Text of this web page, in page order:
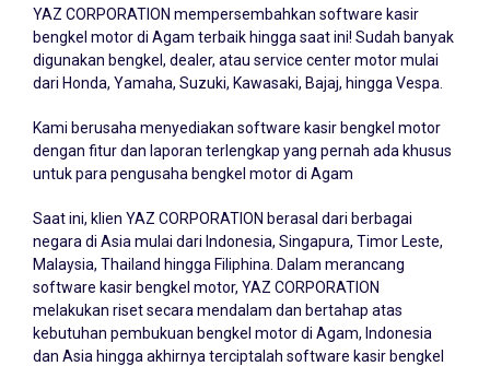
YAZ CORPORATION mempersembahkan software kasir
bengkel motor di Agam terbaik hingga saat ini! Sudah banyak
digunakan bengkel, dealer, atau service center motor mulai
dari Honda, Yamaha, Suzuki, Kawasaki, Bajaj, hingga Vespa.
Kami berusaha menyediakan software kasir bengkel motor
dengan fitur dan laporan terlengkap yang pernah ada khusus
untuk para pengusaha bengkel motor di Agam
Saat ini, klien YAZ CORPORATION berasal dari berbagai
negara di Asia mulai dari Indonesia, Singapura, Timor Leste,
Malaysia, Thailand hingga Filiphina. Dalam merancang
software kasir bengkel motor, YAZ CORPORATION
melakukan riset secara mendalam dan bertahap atas
kebutuhan pembukuan bengkel motor di Agam, Indonesia
dan Asia hingga akhirnya terciptalah software kasir bengkel